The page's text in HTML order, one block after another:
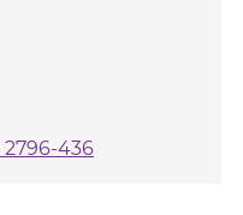
2796-436